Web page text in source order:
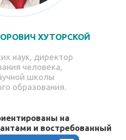
ХУТОРСКОЙ
наук, директор
человека,
школы
образования.
на
и востребованный